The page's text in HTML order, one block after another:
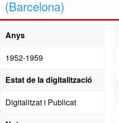
(Barcelona)
Anys
1952-1959
Estat de la digitalització
Digitalitzat i Publicat